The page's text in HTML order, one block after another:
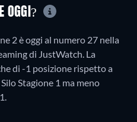
OGGI?
2 è oggi al numero 27 nella
di JustWatch. La
di -1 posizione rispetto a
Stagione 1 ma meno